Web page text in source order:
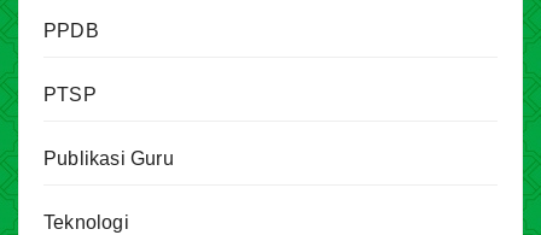
PPDB
PTSP
Publikasi Guru
Teknologi